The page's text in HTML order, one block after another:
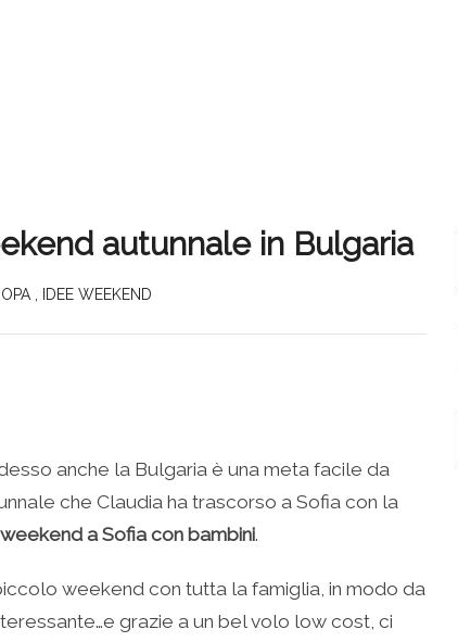
autunnale in Bulgaria
IDEE WEEKEND
anche la Bulgaria è una meta facile da
che Claudia ha trascorso a Sofia con la
weekend a Sofia con bambini.
weekend con tutta la famiglia, in modo da
grazie a un bel volo low cost, ci